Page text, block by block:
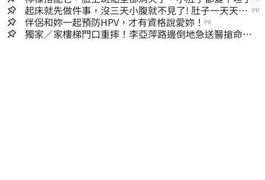
起床就先做件事，沒三天小腹就不見了! 肚子一天天變
小！
PR
伴侶和妳一起預防HPV，才有資格說愛妳！ PR
獨家／家樓梯門口重摔！李亞萍路邊倒地急送醫搶命